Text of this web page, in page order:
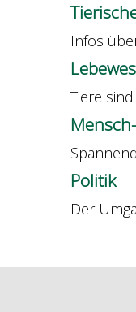
Infos
Tiere
Politik
Der